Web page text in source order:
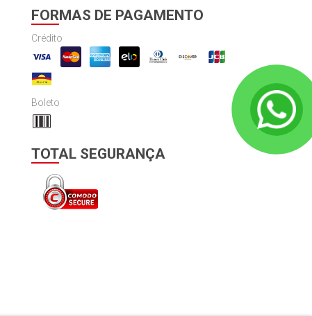
FORMAS DE PAGAMENTO
Crédito
Boleto
TOTAL SEGURANÇA